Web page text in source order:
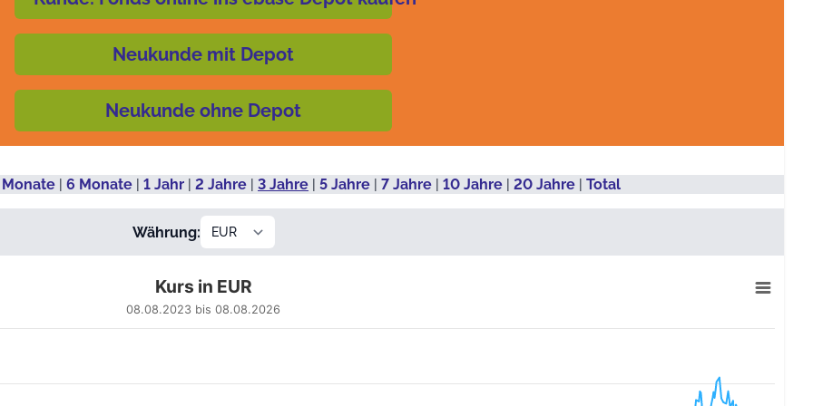
Neukunde mit Depot
Neukunde ohne Depot
Monate | 6 Monate | 1 Jahr | 2 Jahre | 3 Jahre | 5 Jahre | 7 Jahre | 10 Jahre | 20 Jahre | Total
Währung:
to 142.34761.
Kurs in EUR
08.08.2023 bis 08.08.2026